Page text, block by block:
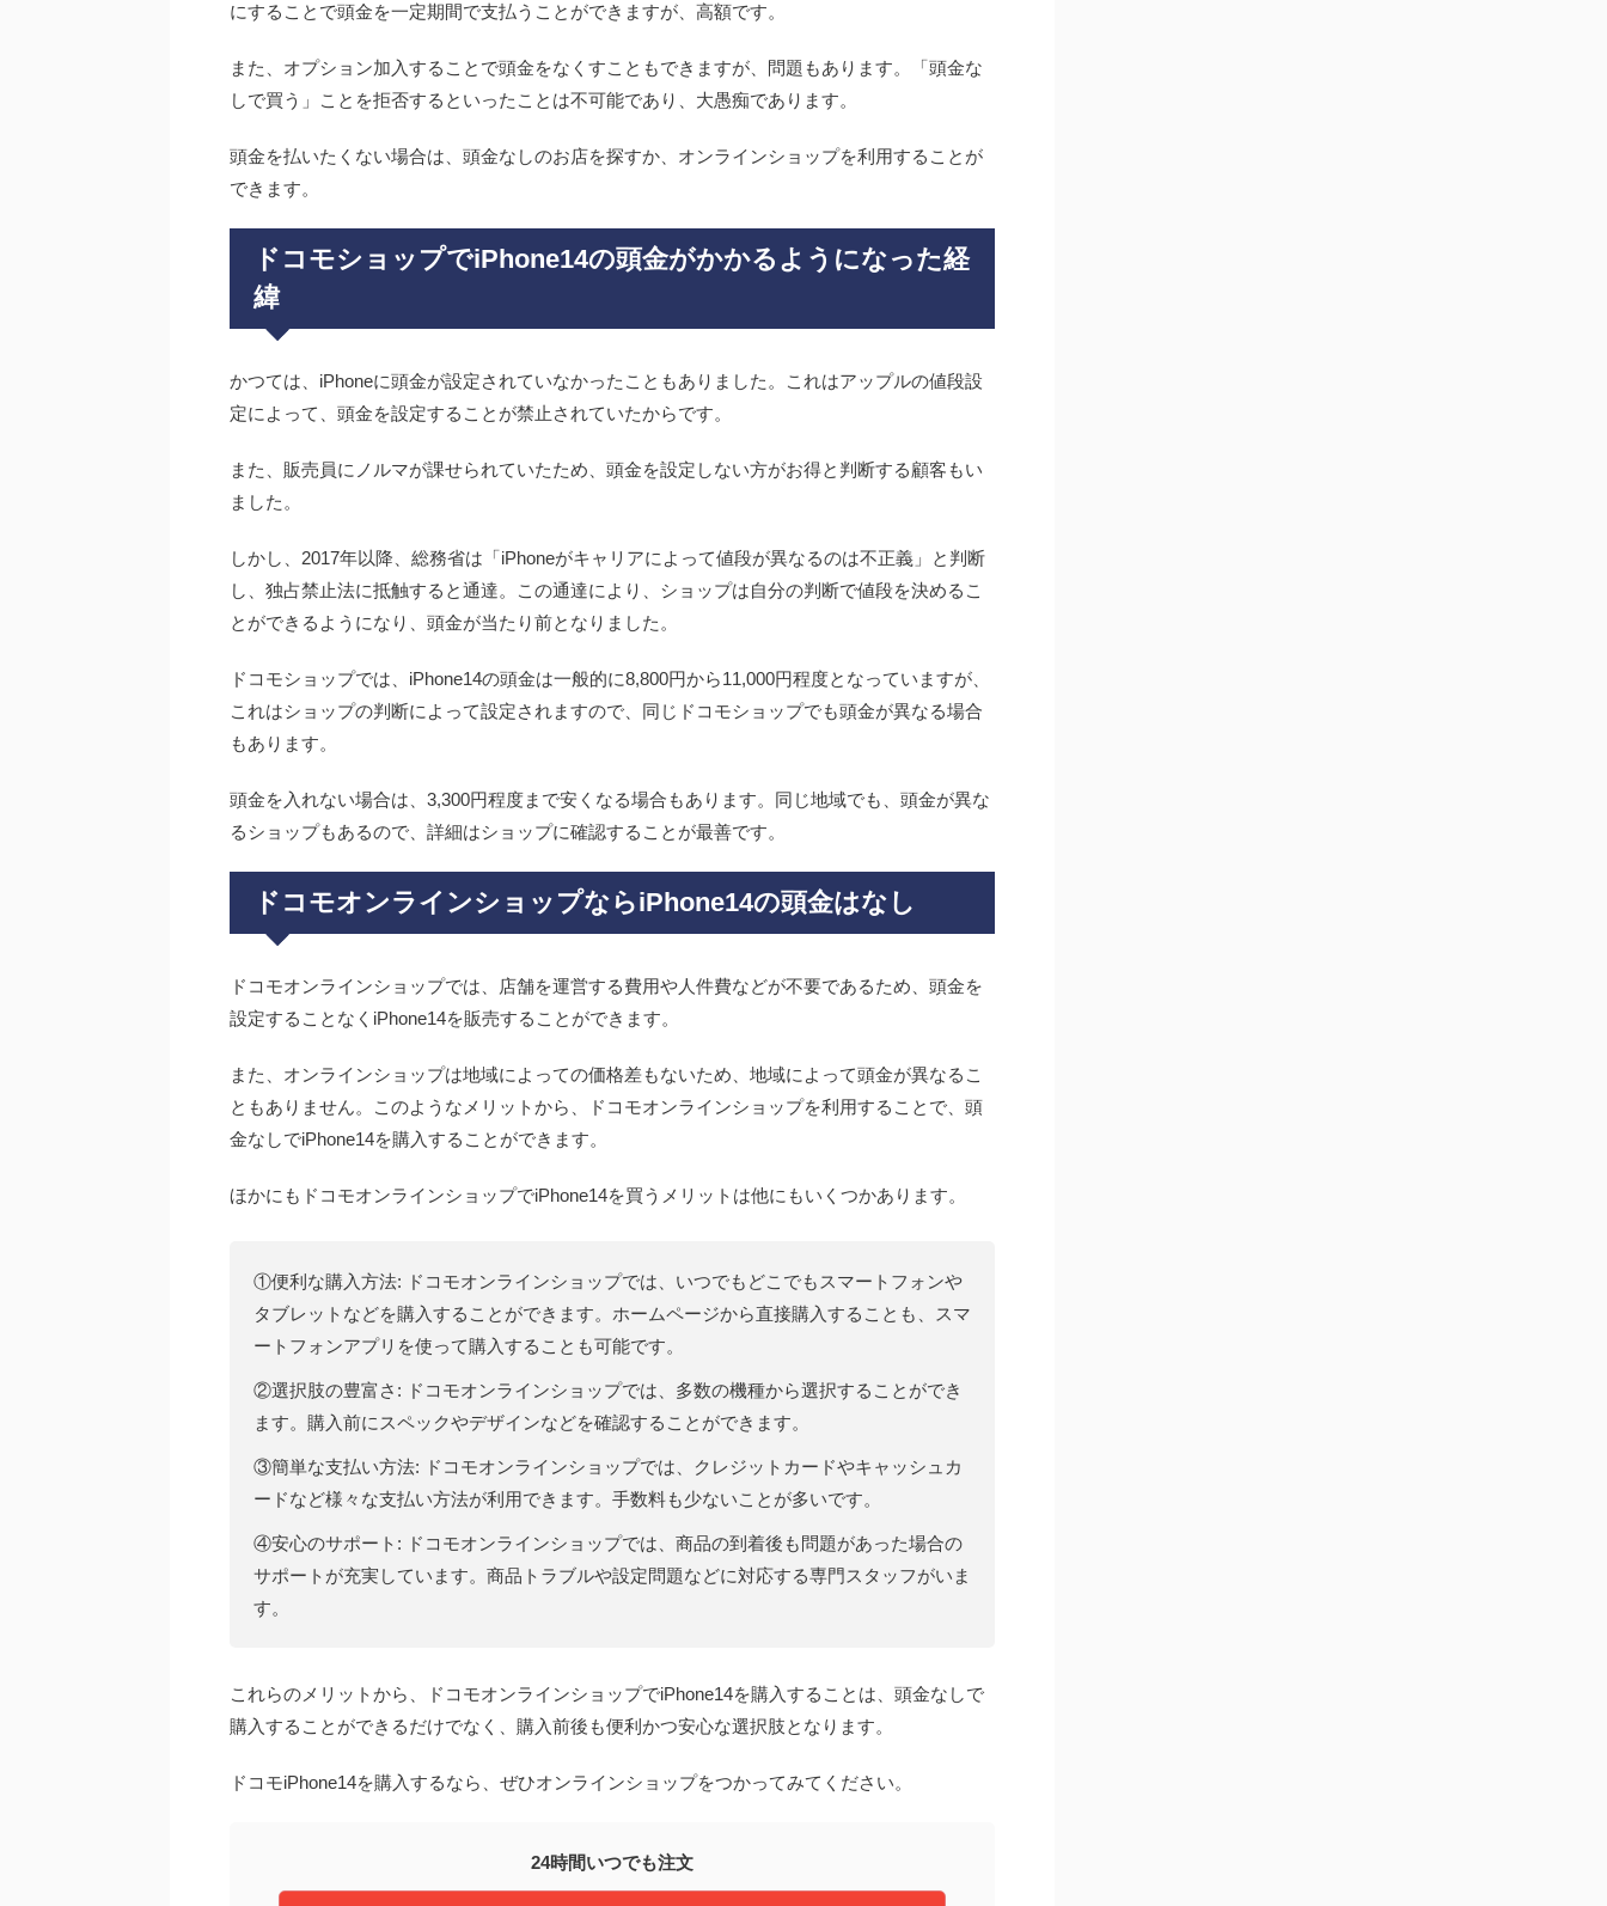
にすることで頭金を一定期間で支払うことができますが、高額です。
また、オプション加入することで頭金をなくすこともできますが、問題もあります。「頭金な
しで買う」ことを拒否するといったことは不可能であり、大愚痴であります。
頭金を払いたくない場合は、頭金なしのお店を探すか、オンラインショップを利用することが
できます。
ドコモショップでiPhone14の頭金がかかるようになった経
緯
かつては、iPhoneに頭金が設定されていなかったこともありました。これはアップルの値段設
定によって、頭金を設定することが禁止されていたからです。
また、販売員にノルマが課せられていたため、頭金を設定しない方がお得と判断する顧客もい
ました。
しかし、2017年以降、総務省は「iPhoneがキャリアによって値段が異なるのは不正義」と判断
し、独占禁止法に抵触すると通達。この通達により、ショップは自分の判断で値段を決めるこ
とができるようになり、頭金が当たり前となりました。
ドコモショップでは、iPhone14の頭金は一般的に8,800円から11,000円程度となっていますが、
これはショップの判断によって設定されますので、同じドコモショップでも頭金が異なる場合
もあります。
頭金を入れない場合は、3,300円程度まで安くなる場合もあります。同じ地域でも、頭金が異な
るショップもあるので、詳細はショップに確認することが最善です。
ドコモオンラインショップならiPhone14の頭金はなし
ドコモオンラインショップでは、店舗を運営する費用や人件費などが不要であるため、頭金を
設定することなくiPhone14を販売することができます。
また、オンラインショップは地域によっての価格差もないため、地域によって頭金が異なるこ
ともありません。このようなメリットから、ドコモオンラインショップを利用することで、頭
金なしでiPhone14を購入することができます。
ほかにもドコモオンラインショップでiPhone14を買うメリットは他にもいくつかあります。
①便利な購入方法: ドコモオンラインショップでは、いつでもどこでもスマートフォンや
タブレットなどを購入することができます。ホームページから直接購入することも、スマ
ートフォンアプリを使って購入することも可能です。
②選択肢の豊富さ: ドコモオンラインショップでは、多数の機種から選択することができ
ます。購入前にスペックやデザインなどを確認することができます。
③簡単な支払い方法: ドコモオンラインショップでは、クレジットカードやキャッシュカ
ードなど様々な支払い方法が利用できます。手数料も少ないことが多いです。
④安心のサポート: ドコモオンラインショップでは、商品の到着後も問題があった場合の
サポートが充実しています。商品トラブルや設定問題などに対応する専門スタッフがいま
す。
これらのメリットから、ドコモオンラインショップでiPhone14を購入することは、頭金なしで
購入することができるだけでなく、購入前後も便利かつ安心な選択肢となります。
ドコモiPhone14を購入するなら、ぜひオンラインショップをつかってみてください。
24時間いつでも注文